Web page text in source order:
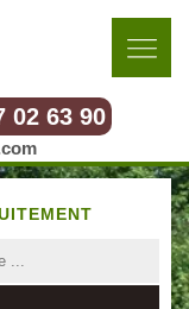
02 63 90